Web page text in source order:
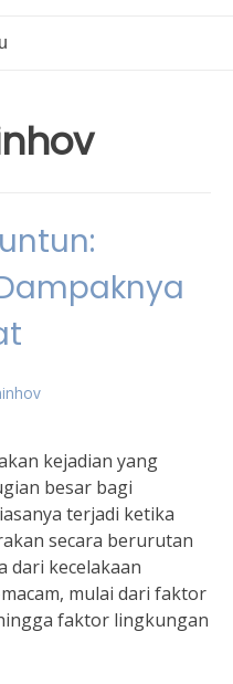
kejadian yang
besar bagi
terjadi ketika
secara berurutan
dari kecelakaan
mulai dari faktor
faktor lingkungan